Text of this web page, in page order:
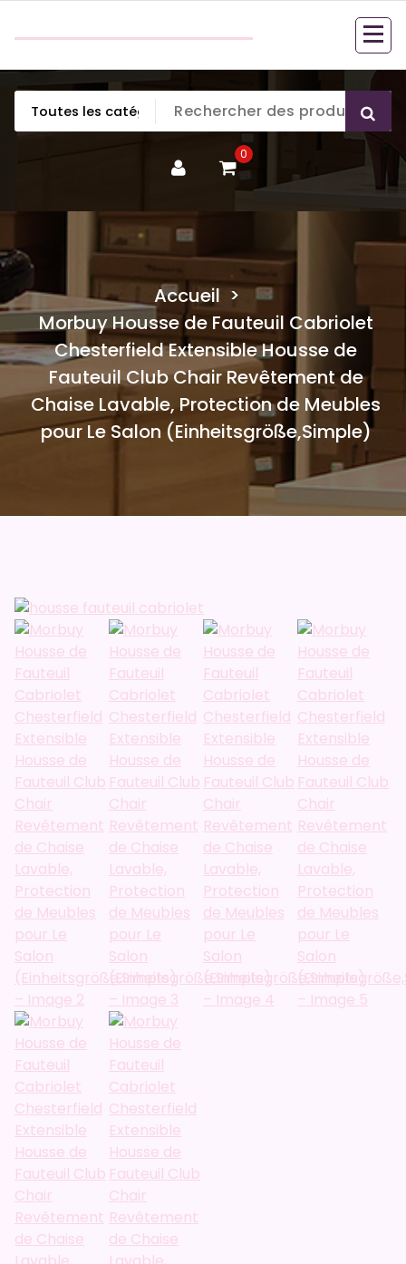
0
Accueil >
Morbuy Housse de Fauteuil Cabriolet
Chesterfield Extensible Housse de
Fauteuil Club Chair Revêtement de
Chaise Lavable, Protection de Meubles
pour Le Salon (Einheitsgröße,Simple)